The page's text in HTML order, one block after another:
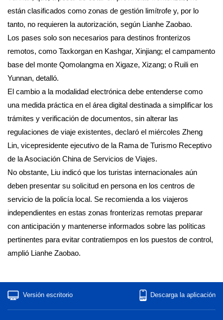
están clasificados como zonas de gestión limítrofe y, por lo
tanto, no requieren la autorización, según Lianhe Zaobao.
Los pases solo son necesarios para destinos fronterizos
remotos, como Taxkorgan en Kashgar, Xinjiang; el campamento
base del monte Qomolangma en Xigaze, Xizang; o Ruili en
Yunnan, detalló.
El cambio a la modalidad electrónica debe entenderse como
una medida práctica en el área digital destinada a simplificar los
trámites y verificación de documentos, sin alterar las
regulaciones de viaje existentes, declaró el miércoles Zheng
Lin, vicepresidente ejecutivo de la Rama de Turismo Receptivo
de la Asociación China de Servicios de Viajes.
No obstante, Liu indicó que los turistas internacionales aún
deben presentar su solicitud en persona en los centros de
servicio de la policía local. Se recomienda a los viajeros
independientes en estas zonas fronterizas remotas preparar
con anticipación y mantenerse informados sobre las políticas
pertinentes para evitar contratiempos en los puestos de control,
amplió Lianhe Zaobao.
Versión escritorio Descarga la aplicación